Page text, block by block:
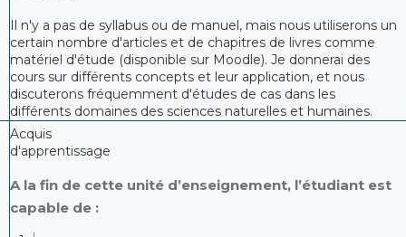
Il n'y a pas de syllabus ou de manuel, mais nous utiliserons un
certain nombre d'articles et de chapitres de livres comme
matériel d'étude (disponible sur Moodle). Je donnerai des
cours sur différents concepts et leur application, et nous
discuterons fréquemment d'études de cas dans les
différents domaines des sciences naturelles et humaines.
Acquis
d'apprentissage
A la fin de cette unité d’enseignement, l’étudiant est
capable de :